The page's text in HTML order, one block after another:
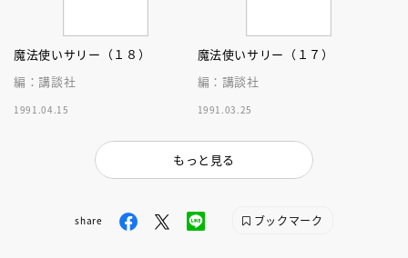
魔法使いサリー（１８）
編：講談社
1991.04.15
魔法使いサリー（１７）
編：講談社
1991.03.25
もっと見る
share ブックマーク